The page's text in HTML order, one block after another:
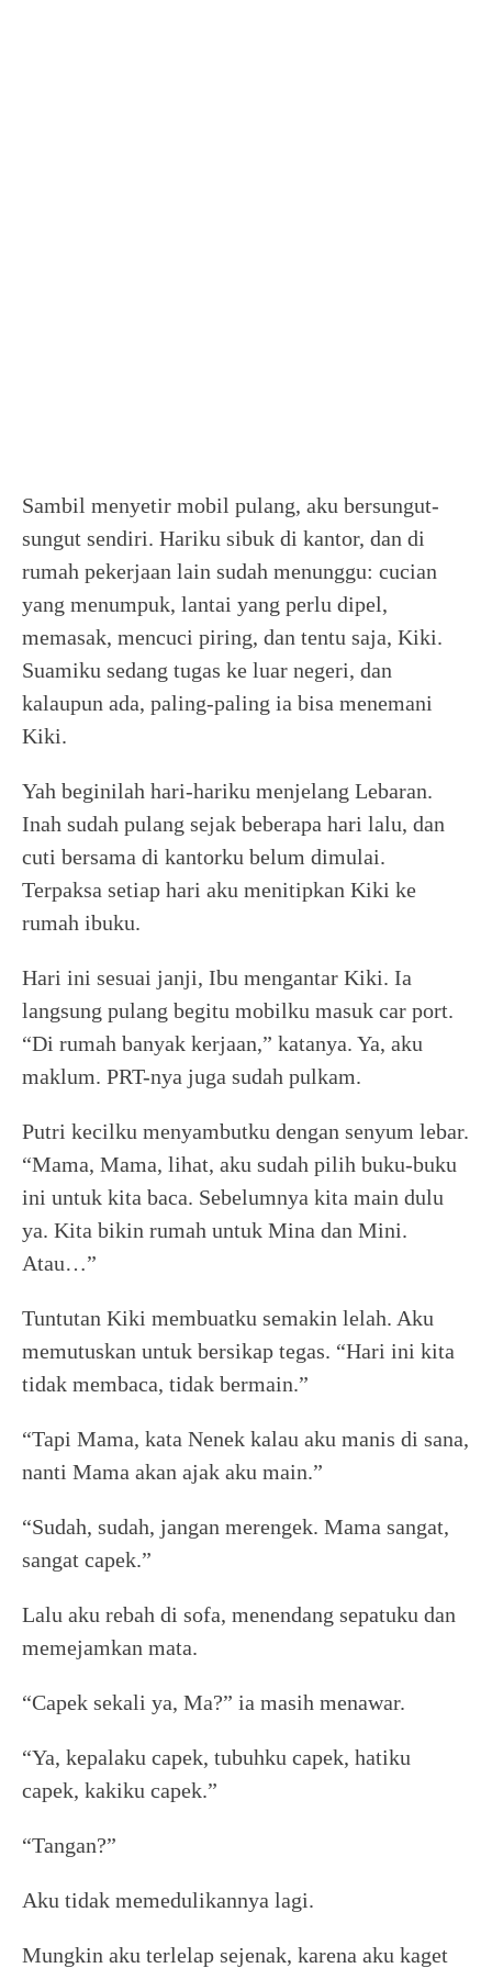
Sambil menyetir mobil pulang, aku bersungut-
sungut sendiri. Hariku sibuk di kantor, dan di
rumah pekerjaan lain sudah menunggu: cucian
yang menumpuk, lantai yang perlu dipel,
memasak, mencuci piring, dan tentu saja, Kiki.
Suamiku sedang tugas ke luar negeri, dan
kalaupun ada, paling-paling ia bisa menemani
Kiki.
Yah beginilah hari-hariku menjelang Lebaran.
Inah sudah pulang sejak beberapa hari lalu, dan
cuti bersama di kantorku belum dimulai.
Terpaksa setiap hari aku menitipkan Kiki ke
rumah ibuku.
Hari ini sesuai janji, Ibu mengantar Kiki. Ia
langsung pulang begitu mobilku masuk car port.
“Di rumah banyak kerjaan,” katanya. Ya, aku
maklum. PRT-nya juga sudah pulkam.
Putri kecilku menyambutku dengan senyum lebar.
“Mama, Mama, lihat, aku sudah pilih buku-buku
ini untuk kita baca. Sebelumnya kita main dulu
ya. Kita bikin rumah untuk Mina dan Mini.
Atau…”
Tuntutan Kiki membuatku semakin lelah. Aku
memutuskan untuk bersikap tegas. “Hari ini kita
tidak membaca, tidak bermain.”
“Tapi Mama, kata Nenek kalau aku manis di sana,
nanti Mama akan ajak aku main.”
“Sudah, sudah, jangan merengek. Mama sangat,
sangat capek.”
Lalu aku rebah di sofa, menendang sepatuku dan
memejamkan mata.
“Capek sekali ya, Ma?” ia masih menawar.
“Ya, kepalaku capek, tubuhku capek, hatiku
capek, kakiku capek.”
“Tangan?”
Aku tidak memedulikannya lagi.
Mungkin aku terlelap sejenak, karena aku kaget